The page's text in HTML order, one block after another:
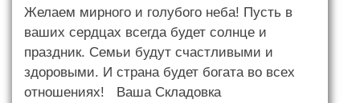
Желаем мирного и голубого неба! Пусть в
ваших сердцах всегда будет солнце и
праздник. Семьи будут счастливыми и
здоровыми. И страна будет богата во всех
отношениях! Ваша Складовка